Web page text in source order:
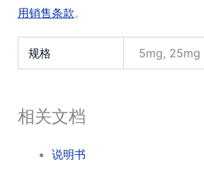
用销售条款。
规格 5mg, 25mg
相关文档
说明书